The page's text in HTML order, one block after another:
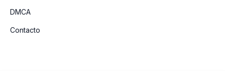
DMCA
Contacto